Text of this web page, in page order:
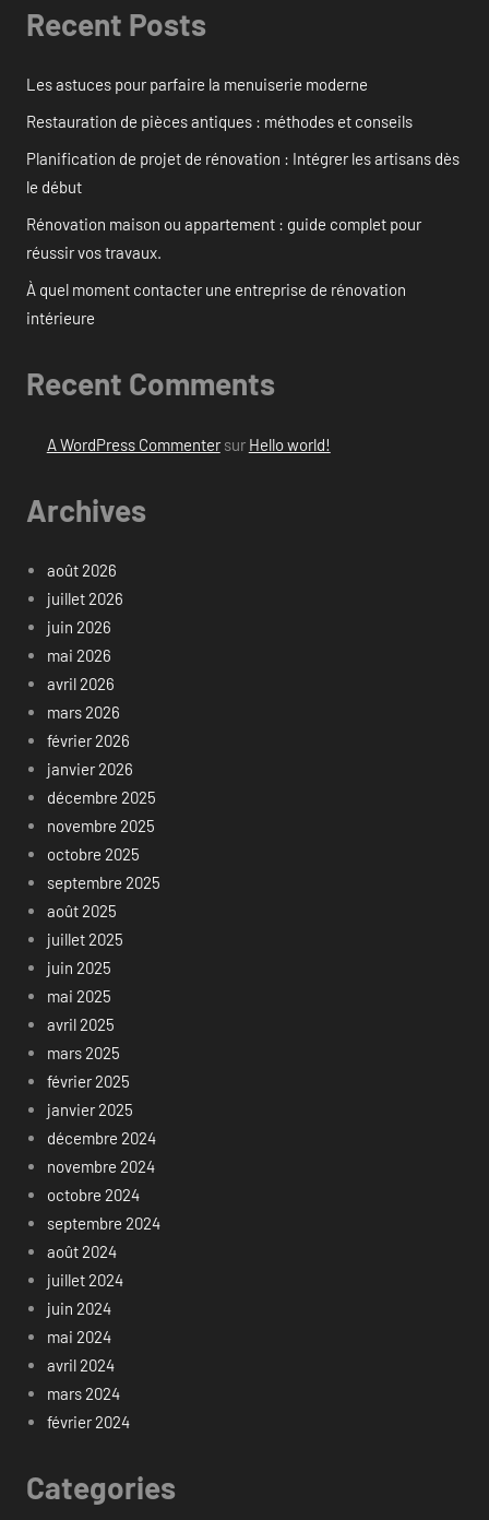
Recent Posts
Les astuces pour parfaire la menuiserie moderne
Restauration de pièces antiques : méthodes et conseils
Planification de projet de rénovation : Intégrer les artisans dès
le début
Rénovation maison ou appartement : guide complet pour
réussir vos travaux.
À quel moment contacter une entreprise de rénovation
intérieure
Recent Comments
A WordPress Commentersur Hello world!
Archives
août 2026
juillet 2026
juin 2026
mai 2026
avril 2026
mars 2026
février 2026
janvier 2026
décembre 2025
novembre 2025
octobre 2025
septembre 2025
août 2025
juillet 2025
juin 2025
mai 2025
avril 2025
mars 2025
février 2025
janvier 2025
décembre 2024
novembre 2024
octobre 2024
septembre 2024
août 2024
juillet 2024
juin 2024
mai 2024
avril 2024
mars 2024
février 2024
Categories